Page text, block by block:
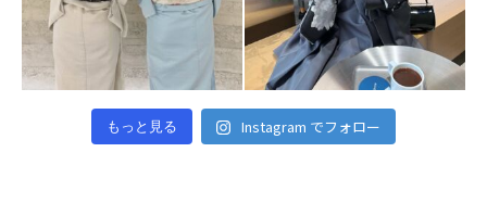
もっと見る Instagram でフォロー